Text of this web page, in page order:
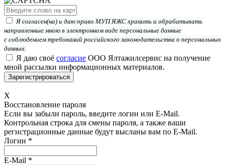
Я согласен(на) и даю право МУП ЯЖС хранить и обрабатывать
направленные мною в электронном виде персональные данные
с соблюдением требований российского законодательства о персональных
данных.
Я даю своё согласие ООО Ялтажилсервис на получение
мной рассылки информационных материалов.
X
Восстановление пароля
Если вы забыли пароль, введите логин или E-Mail.
Контрольная строка для смены пароля, а также ваши
регистрационные данные будут высланы вам по E-Mail.
Логин *
E-Mail *